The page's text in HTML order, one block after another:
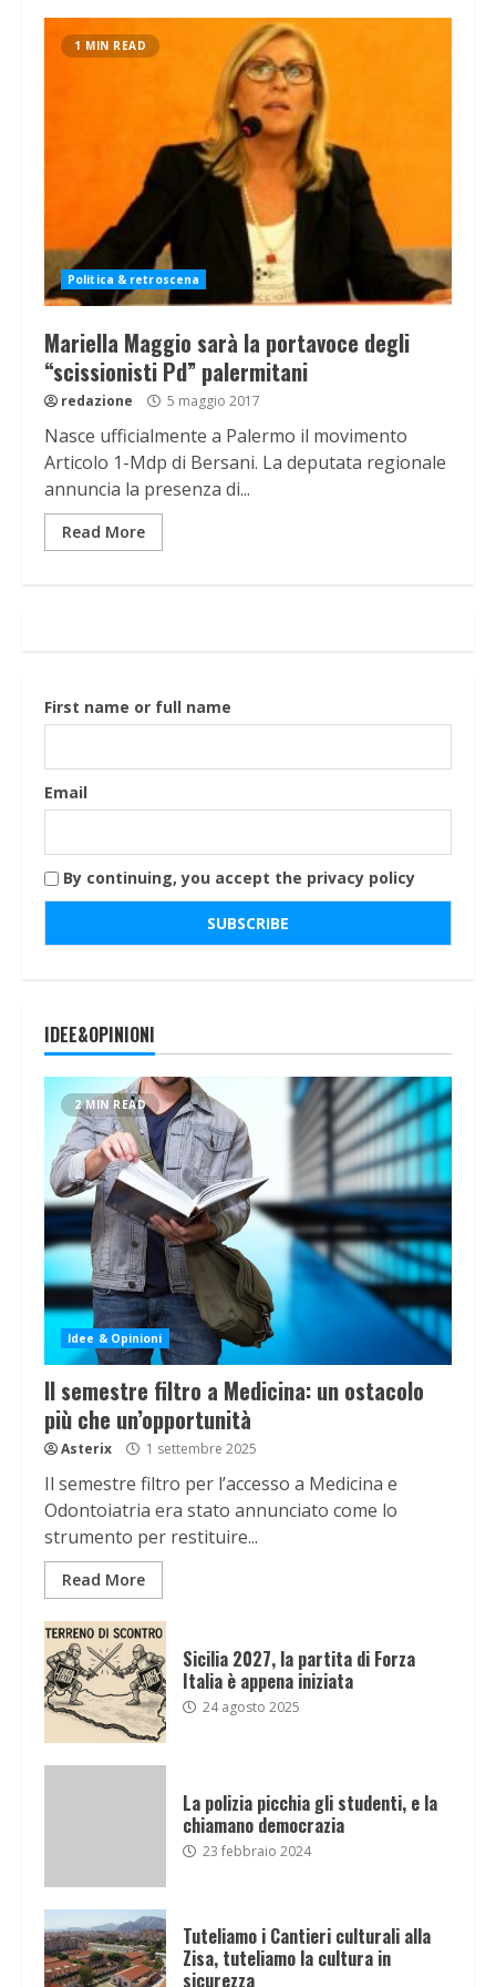
1 MIN READ
Politica & retroscena
Mariella Maggio sarà la portavoce degli
“scissionisti Pd” palermitani
redazione 5 maggio 2017
Nasce ufficialmente a Palermo il movimento
Articolo 1-Mdp di Bersani. La deputata regionale
annuncia la presenza di...
Read More
First name or full name
Email
By continuing, you accept the privacy policy
IDEE&OPINIONI
2 MIN READ
Idee & Opinioni
Il semestre filtro a Medicina: un ostacolo
più che un’opportunità
Asterix 1 settembre 2025
Il semestre filtro per l’accesso a Medicina e
Odontoiatria era stato annunciato come lo
strumento per restituire...
Read More
Sicilia 2027, la partita di Forza
Italia è appena iniziata
24 agosto 2025
La polizia picchia gli studenti, e la
chiamano democrazia
23 febbraio 2024
Tuteliamo i Cantieri culturali alla
Zisa, tuteliamo la cultura in
sicurezza